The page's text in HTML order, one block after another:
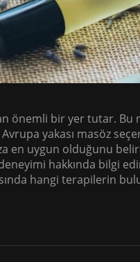
önemli bir yer tutar.
yakası masöz
en uygun olduğunu
hakkında bilgi
hangi terapilerin